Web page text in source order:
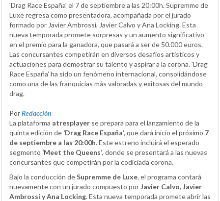
'Drag Race España' el 7 de septiembre a las 20:00h. Supremme de
Luxe regresa como presentadora, acompañada por el jurado
formado por Javier Ambrossi, Javier Calvo y Ana Locking. Esta
nueva temporada promete sorpresas y un aumento significativo
en el premio para la ganadora, que pasará a ser de 50.000 euros.
Las concursantes competirán en diversos desafíos artísticos y
actuaciones para demostrar su talento y aspirar a la corona. 'Drag
Race España' ha sido un fenómeno internacional, consolidándose
como una de las franquicias más valoradas y exitosas del mundo
drag.
PorRedacción
La plataforma atresplayer se prepara para el lanzamiento de la
quinta edición de ‘Drag Race España’, que dará inicio el próximo 7
de septiembre a las 20:00h. Este estreno incluirá el esperado
segmento ‘Meet the Queens’, donde se presentará a las nuevas
concursantes que competirán por la codiciada corona.
Bajo la conducción deSupremme de Luxe, el programa contará
nuevamente con un jurado compuesto porJavier Calvo, Javier
Ambrossi y Ana Locking. Esta nueva temporada promete abrir las